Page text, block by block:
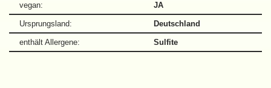
vegan: JA
Ursprungsland: Deutschland
enthält Allergene: Sulfite